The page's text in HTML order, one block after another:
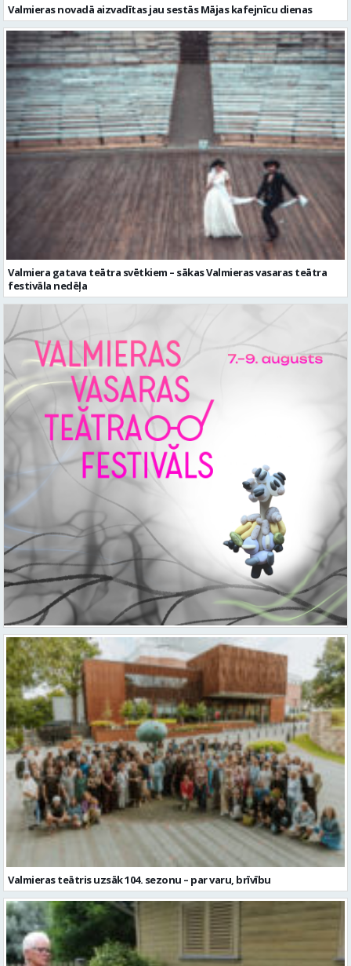
Valmiera gatava teātra svētkiem – sākas Valmieras vasaras teātra
festivāla nedēļa
Valmieras teātris uzsāk 104. sezonu – par varu, brīvību